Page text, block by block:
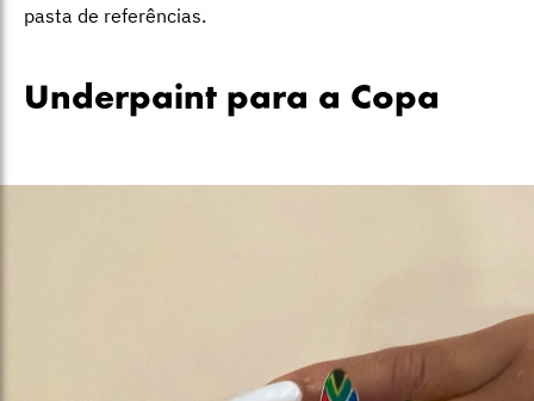
pasta de referências.
Underpaint para a Copa